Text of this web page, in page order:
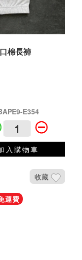
棉長褲
E354
入購物車
收藏
運費